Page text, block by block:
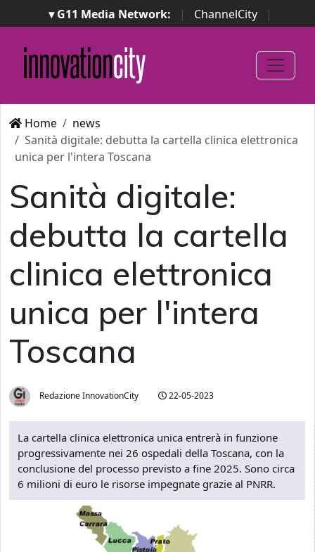
▾ G11 Media Network: | ChannelCity
|
ImpresaCity | SecurityOpenLab | Italian Channel
Awards
Italian Project Awards
Italian Security
Awards
Home
news
Sanità digitale: debutta la cartella clinica elettronica
unica per l'intera Toscana
Sanità digitale:
debutta la cartella
clinica elettronica
unica per l'intera
Toscana
Redazione InnovationCity 22-05-2023
La cartella clinica elettronica unica entrerà in funzione
progressivamente nei 26 ospedali della Toscana, con la
conclusione del processo previsto a fine 2025. Sono circa
6 milioni di euro le risorse impegnate grazie al PNRR.